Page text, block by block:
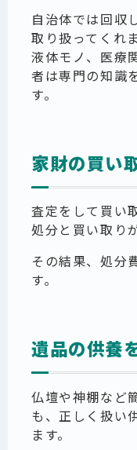
自治体では回収
取り扱ってくれ
液体モノ、医療
者は専門の知識
す。
家財の買い
査定をして買い
処分と買い取り
その結果、処分
す。
遺品の供養
仏壇や神棚など
も、正しく扱い
ます。